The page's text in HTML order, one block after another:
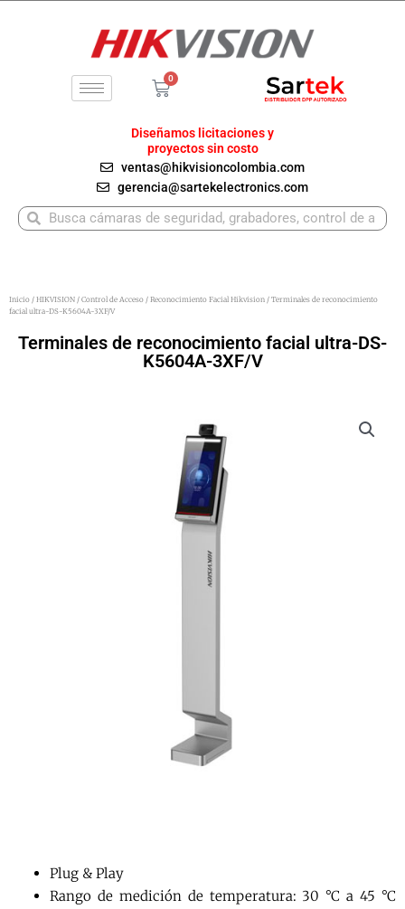
0
Carrito
Diseñamos licitaciones y
proyectos sin costo
ventas@hikvisioncolombia.com
gerencia@sartekelectronics.com
BuscarBuscar
Inicio / HIKVISION / Control de Acceso / Reconocimiento Facial Hikvision / Terminales de reconocimiento
facial ultra-DS-K5604A-3XF/V
Terminales de reconocimiento facial ultra-DS-
K5604A-3XF/V
Plug & Play
Rango de medición de temperatura: 30 °C a 45 °C